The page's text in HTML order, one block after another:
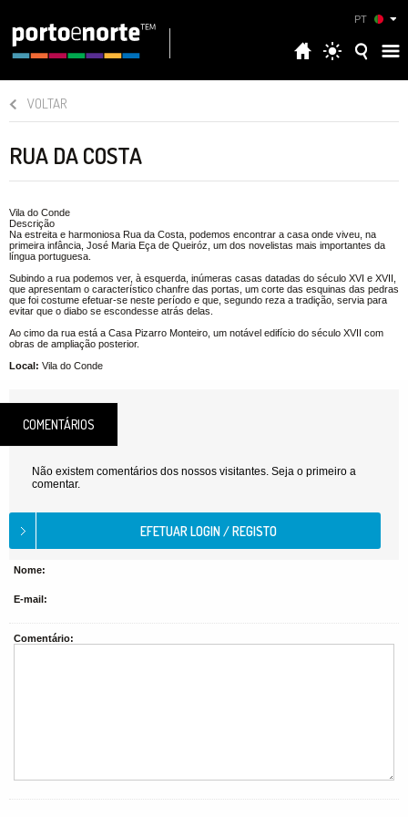
PT
VOLTAR
RUA DA COSTA
Vila do Conde
Descrição
Na estreita e harmoniosa Rua da Costa, podemos encontrar a casa onde viveu, na
primeira infância, José Maria Eça de Queiróz, um dos novelistas mais importantes da
língua portuguesa.
Subindo a rua podemos ver, à esquerda, inúmeras casas datadas do século XVI e XVII,
que apresentam o característico chanfre das portas, um corte das esquinas das pedras
que foi costume efetuar-se neste período e que, segundo reza a tradição, servia para
evitar que o diabo se escondesse atrás delas.
Ao cimo da rua está a Casa Pizarro Monteiro, um notável edifício do século XVII com
obras de ampliação posterior.
Local: Vila do Conde
COMENTÁRIOS
Não existem comentários dos nossos visitantes. Seja o primeiro a
comentar.
Nome:
E-mail:
Comentário: